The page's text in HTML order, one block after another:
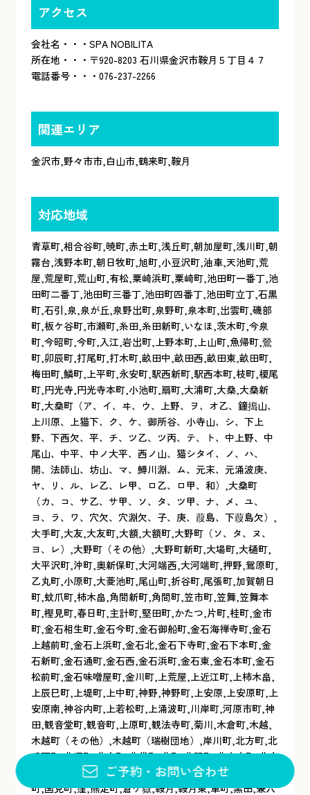
アクセス
会社名・・・SPA NOBILITA
所在地・・・〒920-8203 石川県金沢市鞍月５丁目４７
電話番号・・・076-237-2266
関連エリア
金沢市,野々市市, 白山市,鶴来町,鞍月
対応地域
青草町,相合谷町,暁町,赤土町,浅丘町,朝加屋町,浅川町,朝
霧台,浅野本町,朝日牧町,旭町,小豆沢町,油車,天池町,荒
屋,荒屋町,荒山町,有松,粟崎浜町,粟崎町,池田町一番丁,池
田町二番丁,池田町三番丁,池田町四番丁,池田町立丁,石黒
町,石引,泉,泉が丘,泉野出町,泉野町,泉本町,出雲町,磯部
町,板ケ谷町,市瀬町,糸田,糸田新町,いなほ,茨木町,今泉
町,今昭町,今町,入江,岩出町,上野本町,上山町,魚帰町,鶯
町,卯辰町,打尾町,打木町,畝田中,畝田西,畝田東,畝田町,
梅田町,鱗町,上平町,永安町,駅西新町,駅西本町,枝町,榎尾
町,円光寺,円光寺本町,小池町,扇町,大浦町,大桑,大桑新
町,大桑町（ア、イ、ヰ、ウ、上野、ヲ、オ乙、鐘搗山、
上川原、上猫下、ク、ケ、御所谷、小寺山、シ、下上
野、下西欠、平、チ、ツ乙、ツ丙、テ、ト、中上野、中
尾山、中平、中ノ大平、西ノ山、猫シタイ、ノ、ハ、
開、法師山、坊山、マ、鱒川淵、ム、元末、元涌波庚、
ヤ、リ、ル、レ乙、レ甲、ロ乙、ロ甲、和）,大桑町
（カ、コ、サ乙、サ甲、ソ、タ、ツ甲、ナ、メ、ユ、
ヨ、ラ、ワ、穴欠、穴淵欠、子、庚、葭島、下葭島欠）,
大手町,大友,大友町,大額,大額町,大野町（ソ、タ、ヌ、
ヨ、レ）,大野町（その他）,大野町新町,大場町,大樋町,
大平沢町,沖町,奥新保町,大河端西,大河端町,押野,鴛原町,
乙丸町,小原町,大菱池町,尾山町,折谷町,尾張町,加賀朝日
町,蚊爪町,柿木畠,角間新町,角間町,笠市町,笠舞,笠舞本
町,樫見町,春日町,主計町,堅田町,かたつ,片町,桂町,金市
町,金石相生町,金石今町,金石御船町,金石海禅寺町,金石
上越前町,金石上浜町,金石北,金石下寺町,金石下本町,金
石新町,金石通町,金石西,金石浜町,金石東,金石本町,金石
松前町,金石味噌屋町,金川町,上荒屋,上近江町,上柿木畠,
上辰巳町,上堤町,上中町,神野,神野町,上安原,上安原町,上
安原南,神谷内町,上若松町,上涌波町,川岸町,河原市町,神
田,観音堂町,観音町,上原町,観法寺町,菊川,木倉町,木越,
木越町（その他）,木越町（瑞樹団地）,岸川町,北方町,北
千石町,北塚町,北寺町,北袋町,北町,北間町,北森本町,北安
江,北安江町,木ノ新保町,木曳野,京町,清川町,清瀬町,桐山
町,国見町,窪,熊走町,倉ケ嶽,鞍月,鞍月東,車町,黒田,兼六
ご予約 ・ お問い合わせ